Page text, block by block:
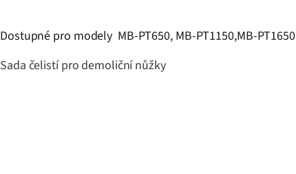
Dostupné pro modely MB-PT650, MB-PT1150,MB-PT1650
Sada čelistí pro demoliční nůžky